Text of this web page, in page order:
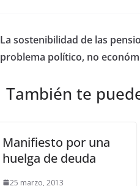
La sostenibilidad de las
problema político, no
También te
Manifiesto por una
huelga de deuda
25 marzo, 2013